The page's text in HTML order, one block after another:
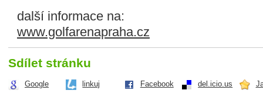
další informace na:
www.golfarenapraha.cz
Sdílet stránku
Google linkuj Facebook del.icio.us